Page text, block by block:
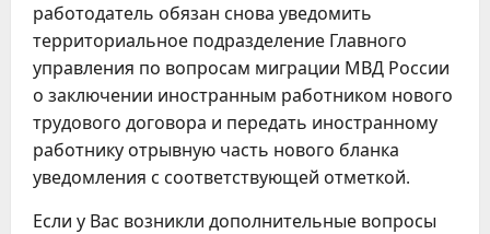
работодатель обязан снова уведомить
территориальное подразделение Главного
управления по вопросам миграции МВД России
о заключении иностранным работником нового
трудового договора и передать иностранному
работнику отрывную часть нового бланка
уведомления с соответствующей отметкой.
Если у Вас возникли дополнительные вопросы